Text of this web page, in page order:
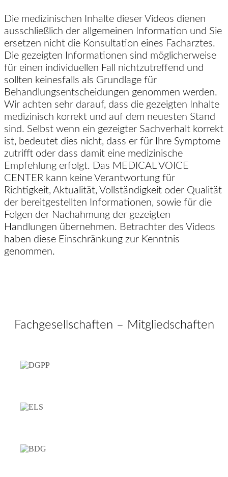
Die medizinischen Inhalte dieser Videos dienen
ausschließlich der allgemeinen Information und Sie
ersetzen nicht die Konsultation eines Facharztes.
Die gezeigten Informationen sind möglicherweise
für einen individuellen Fall nichtzutreffend und
sollten keinesfalls als Grundlage für
Behandlungsentscheidungen genommen werden.
Wir achten sehr darauf, dass die gezeigten Inhalte
medizinisch korrekt und auf dem neuesten Stand
sind. Selbst wenn ein gezeigter Sachverhalt korrekt
ist, bedeutet dies nicht, dass er für Ihre Symptome
zutrifft oder dass damit eine medizinische
Empfehlung erfolgt. Das MEDICAL VOICE
CENTER kann keine Verantwortung für
Richtigkeit, Aktualität, Vollständigkeit oder Qualität
der bereitgestellten Informationen, sowie für die
Folgen der Nachahmung der gezeigten
Handlungen übernehmen. Betrachter des Videos
haben diese Einschränkung zur Kenntnis
genommen.
Fachgesellschaften – Mitgliedschaften